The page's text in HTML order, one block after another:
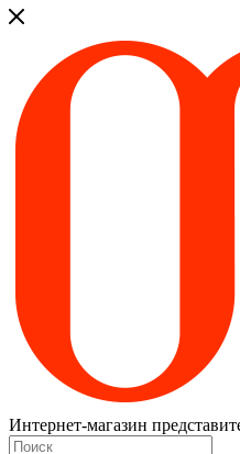
Интернет-магазин